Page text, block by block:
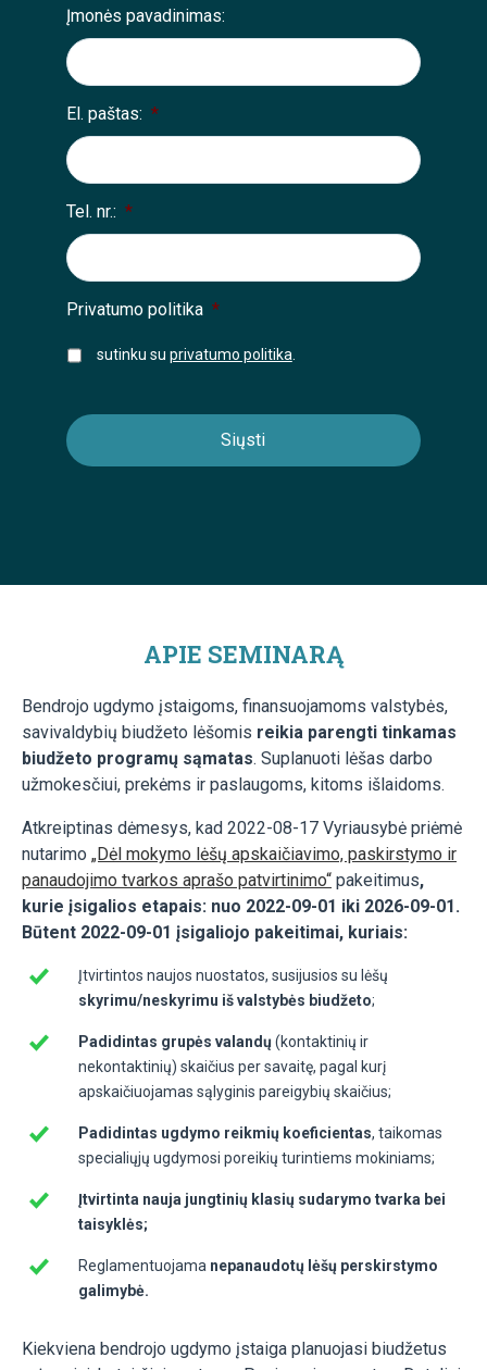
Įmonės pavadinimas:
El. paštas: *
Tel. nr.: *
Privatumo politika *
sutinku su privatumo politika
APIE SEMINARĄ
Bendrojo ugdymo įstaigoms, finansuojamoms valstybės,
savivaldybių biudžeto lėšomis reikia parengti tinkamas
biudžeto programų sąmatas. Suplanuoti lėšas darbo
užmokesčiui, prekėms ir paslaugoms, kitoms išlaidoms.
Atkreiptinas dėmesys, kad 2022-08-17 Vyriausybė priėmė
nutarimo „Dėl mokymo lėšų apskaičiavimo, paskirstymo ir
panaudojimo tvarkos aprašo patvirtinimo“ pakeitimus,
kurie įsigalios etapais: nuo 2022-09-01 iki 2026-09-01.
Būtent 2022-09-01 įsigaliojo pakeitimai, kuriais:
Įtvirtintos naujos nuostatos, susijusios su lėšų
skyrimu/neskyrimu iš valstybės biudžeto;
Padidintas grupės valandų (kontaktinių ir
nekontaktinių) skaičius per savaitę, pagal kurį
apskaičiuojamas sąlyginis pareigybių skaičius;
Padidintas ugdymo reikmių koeficientas, taikomas
specialiųjų ugdymosi poreikių turintiems mokiniams;
Įtvirtinta nauja jungtinių klasių sudarymo tvarka bei
taisyklės;
Reglamentuojama nepanaudotų lėšų perskirstymo
galimybė.
Kiekviena bendrojo ugdymo įstaiga planuojasi biudžetus